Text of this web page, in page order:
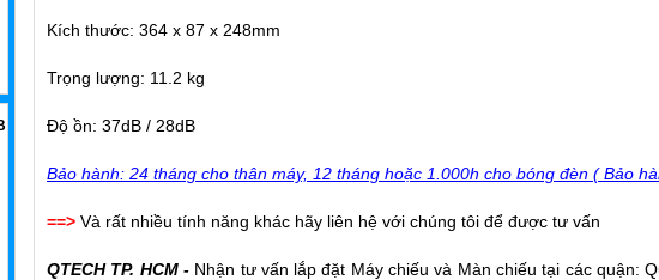
Kích thước: 364 x 87 x 248mm
Trọng lượng: 11.2 kg
Độ ồn: 37dB / 28dB
Bảo hành: 24 tháng cho thân máy, 12 tháng hoặc 1.000h cho bóng đèn ( Bảo
==> Và rất nhiều tính năng khác hãy liên hệ với chúng tôi để được tư vấn
QTECH TP. HCM - Nhận tư vấn lắp đặt Máy chiếu và Màn chiếu tại các quận: